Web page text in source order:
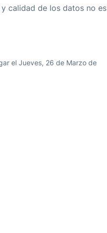
calidad de los datos no es
el Jueves, 26 de Marzo de